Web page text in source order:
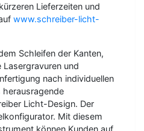
Lieferzeiten und
www.schreiber-licht-
Schleifen der Kanten,
und
nach individuellen
herausragende
Licht-Design. Der
Mit diesem
können Kunden auf